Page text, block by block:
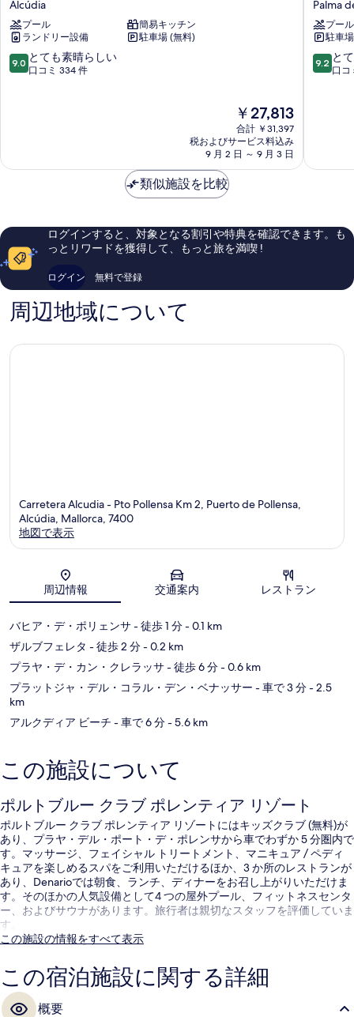
ル
ア
イ
ボ
リ
ー
パ
Alcúdia
プール
簡易キッチン
ランドリー設備
駐車場 (無料)
10
段
素
い、
コ
ミ
件
の
コ
9.0 とても素晴らしい
口コミ 334 件
現
在
の
料
金
￥27,813
合計 ￥31,397
税およびサービス料込み
9 月 2 日 ～ 9 月 3 日
バ
マ
ー
パ
ル
de
Palma
プール
駐車
10
段
素
い、
口
口
9.2 と
口コ
類似施設を比較
ログインすると、対象となる割引や特典を確認できます。も
っとリワードを獲得して、もっと旅を満喫 !
ログイン 無料で登録
周辺地域について
Carretera Alcudia - Pto Pollensa Km 2, Puerto de Pollensa,
Alcúdia, Mallorca, 7400
地図で表示
周辺情報 交通案内 レストラン
バヒア・デ・ポリェンサ- 徒歩 1 分- 0.1 km
ザルブフェレタ - 徒歩 2 分- 0.2 km
プラヤ・デ・カン・クレラッサ- 徒歩 6 分- 0.6 km
プラットジャ・デル・コラル・デン・ベナッサー - 車で 3 分- 2.5
km
アルクディア ビーチ - 車で 6 分- 5.6 km
この施設について
ポルトブルー クラブ ポレンティア リゾート
ポルトブルー クラブ ポレンティア リゾートにはキッズクラブ (無料)が
あり、プラヤ・デル・ポート・デ・ポレンサから車でわずか 5 分圏内で
す。マッサージ、フェイシャル トリートメント、マニキュア / ペディ
キュアを楽しめるスパをご利用いただけるほか、3 か所のレストランが
あり、Denarioでは朝食、ランチ、ディナーをお召し上がりいただけま
す。そのほかの人気設備として4 つの屋外プール、フィットネスセンタ
ー、およびサウナがあります。旅行者は親切なスタッフを評価していま
す。
この施設の情報をすべて表示
この宿泊施設に関する詳細
概要